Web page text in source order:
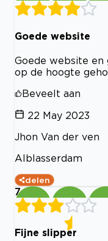
Goede website
Goede website
op de hoogte
Beveelt aan
22 May 2023
Jhon Van der ven
Alblasserdam
delen
7
Fijne slipper